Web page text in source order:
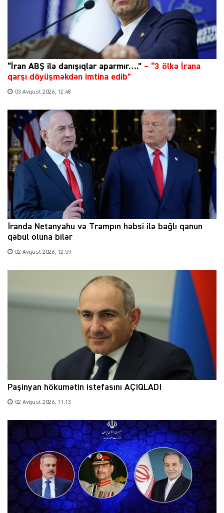
“İran ABŞ ilə danışıqlar aparmır….” – “3 ölkə İrana
qarşı döyüşməkdən imtina edib”
03 Avqust 2026, 12:48
İranda Netanyahu və Trampın həbsi ilə bağlı qanun
qəbul oluna bilər
02 Avqust 2026, 12:59
Paşinyan hökumətin istefasını AÇIQLADI
02 Avqust 2026, 11:13